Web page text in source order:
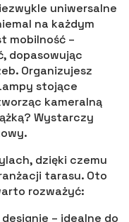
uniwersalne
na każdym
mobilność –
dopasowując
Organizujesz
stojące
kameralną
Wystarczy
dzięki czemu
tarasu. Oto
rozważyć:
– idealne do